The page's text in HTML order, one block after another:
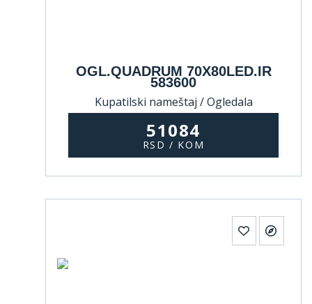
OGL.QUADRUM 70X80LED.IR
583600
Kupatilski nameštaj / Ogledala
51084
RSD / KOM